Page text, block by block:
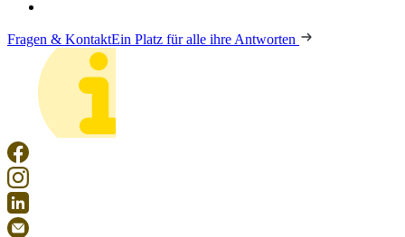
Fragen & KontaktEin Platz für alle ihre Antworten